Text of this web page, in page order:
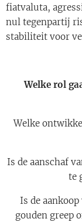
fiatvaluta,
nul tegenpartij
stabiliteit voor
Welke rol
Welke
Is de aanschaf
te
Is de
gouden greep